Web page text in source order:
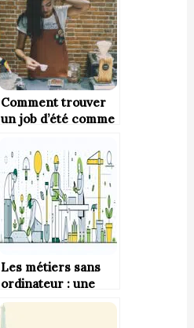
Comment trouver
un job d’été comme
Les métiers sans
ordinateur : une
alternative pour
ceux qui cherchent